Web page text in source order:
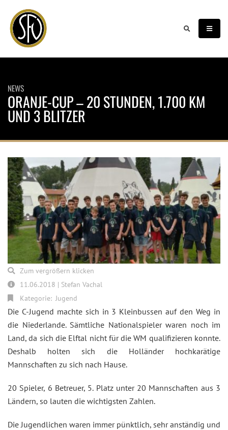
NEWS
ORANJE-CUP – 20 STUNDEN, 1.700 KM
UND 3 BLITZER
Die C-Jugend machte sich in 3 Kleinbussen auf den Weg in
die Niederlande. Sämtliche Nationalspieler waren noch im
Land, da sich die Elftal nicht für die WM qualifizieren konnte.
Deshalb holten sich die Holländer hochkarätige
Mannschaften zu sich nach Hause.
20 Spieler, 6 Betreuer, 5. Platz unter 20 Mannschaften aus 3
Ländern, so lauten die wichtigsten Zahlen.
Die Jugendlichen waren immer pünktlich, sehr anständig und
Zum vergrößern klicken
11.06.2018 | Stefan Vachal
Kategorie: Jugend